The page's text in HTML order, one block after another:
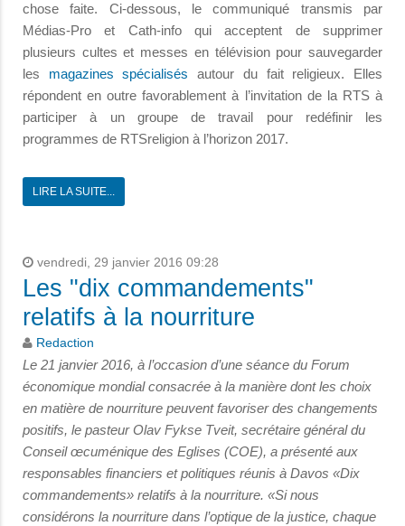
chose faite. Ci-dessous, le communiqué transmis par
Médias-Pro et Cath-info qui acceptent de supprimer
plusieurs cultes et messes en télévision pour sauvegarder
les magazines spécialisés autour du fait religieux. Elles
répondent en outre favorablement à l’invitation de la RTS à
participer à un groupe de travail pour redéfinir les
programmes de RTSreligion à l’horizon 2017.
LIRE LA SUITE...
vendredi, 29 janvier 2016 09:28
Les "dix commandements"
relatifs à la nourriture
Redaction
Le 21 janvier 2016, à l’occasion d’une séance du Forum
économique mondial consacrée à la manière dont les choix
en matière de nourriture peuvent favoriser des changements
positifs, le pasteur Olav Fykse Tveit, secrétaire général du
Conseil œcuménique des Eglises (COE), a présenté aux
responsables financiers et politiques réunis à Davos «Dix
commandements» relatifs à la nourriture. «Si nous
considérons la nourriture dans l’optique de la justice, chaque